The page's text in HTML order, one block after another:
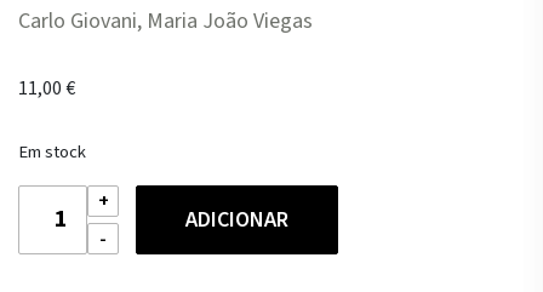
Carlo Giovani, Maria João Viegas
11,00€
Em stock
Quantidade
Dragão
ADICIONAR